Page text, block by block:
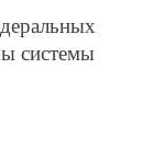
системы